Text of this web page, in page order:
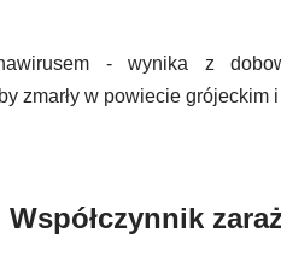
- wynika z
zmarły w powiecie